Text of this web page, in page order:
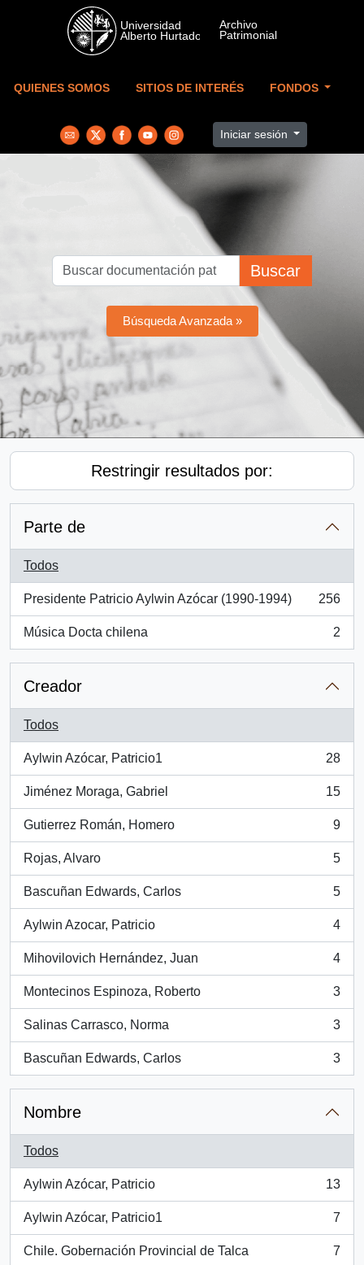
Skip to main content
QUIENES SOMOS SITIOS DE INTERÉS FONDOS
Iniciar sesión
Buscar
Búsqueda Avanzada »
Restringir resultados por:
Parte de
Todos
Presidente Patricio Aylwin Azócar (1990-1994)
, 256 resultados
256
Música Docta chilena
, 2 resultados
2
Creador
Todos
Aylwin Azócar, Patricio1
, 28 resultados
28
Jiménez Moraga, Gabriel
, 15 resultados
15
Gutierrez Román, Homero
, 9 resultados
9
Rojas, Alvaro
, 5 resultados
5
Bascuñan Edwards, Carlos
, 5 resultados
5
Aylwin Azocar, Patricio
, 4 resultados
4
Mihovilovich Hernández, Juan
, 4 resultados
4
Montecinos Espinoza, Roberto
, 3 resultados
3
Salinas Carrasco, Norma
, 3 resultados
3
Bascuñan Edwards, Carlos
, 3 resultados
3
Nombre
Todos
Aylwin Azócar, Patricio
, 13 resultados
13
Aylwin Azócar, Patricio1
, 7 resultados
7
Chile. Gobernación Provincial de Talca
, 7 resultados
7